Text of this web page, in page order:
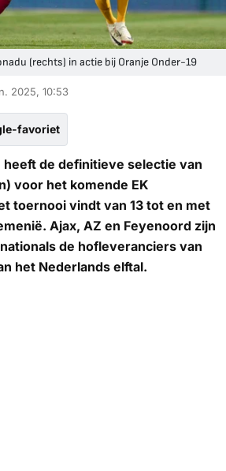
(rechts) in actie bij Oranje Onder-19
2025, 10:53
favoriet
heeft de definitieve selectie van
voor het komende EK
toernooi vindt van 13 tot en met
Ajax, AZ en Feyenoord zijn
de hofleveranciers van
het Nederlands elftal.